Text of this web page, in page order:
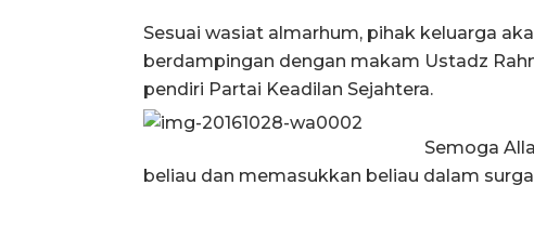
Sesuai wasiat almarhum, pihak keluarga
berdampingan dengan makam Ustadz
pendiri Partai Keadilan Sejahtera.
Semoga
beliau dan memasukkan beliau dalam